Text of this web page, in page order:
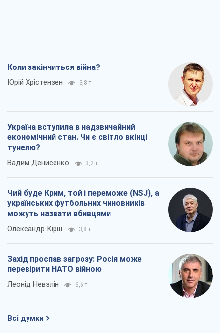
Коли закінчиться війна?
Юрій Хрістензен 3,8 т.
Україна вступила в надзвичайний
економічний стан. Чи є світло вкінці
тунелю?
Вадим Денисенко 3,2 т.
Чий буде Крим, той і переможе (NSJ), а
українських футбольних чиновників
можуть назвати вбивцями
Олександр Кірш 3,8 т.
Захід проспав загрозу: Росія може
перевірити НАТО війною
Леонід Невзлін 6,6 т.
Всі думки